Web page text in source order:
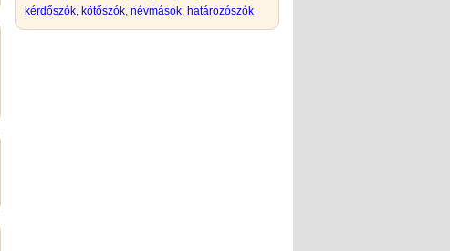
kérdőszók, kötőszók, névmások, határozószók